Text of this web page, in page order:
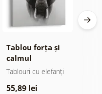
Tablou forța și
calmul
elefantului
Tablouri cu elefanți
55,89 lei